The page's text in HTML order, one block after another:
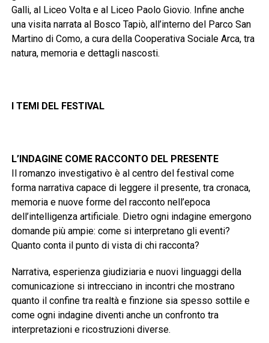
Galli, al Liceo Volta e al Liceo Paolo Giovio. Infine anche
una visita narrata al Bosco Tapiò, all’interno del Parco San
Martino di Como, a cura della Cooperativa Sociale Arca, tra
natura, memoria e dettagli nascosti.
I TEMI DEL FESTIVAL
L’INDAGINE COME RACCONTO DEL PRESENTE
Il romanzo investigativo è al centro del festival come
forma narrativa capace di leggere il presente, tra cronaca,
memoria e nuove forme del racconto nell’epoca
dell’intelligenza artificiale. Dietro ogni indagine emergono
domande più ampie: come si interpretano gli eventi?
Quanto conta il punto di vista di chi racconta?
Narrativa, esperienza giudiziaria e nuovi linguaggi della
comunicazione si intrecciano in incontri che mostrano
quanto il confine tra realtà e finzione sia spesso sottile e
come ogni indagine diventi anche un confronto tra
interpretazioni e ricostruzioni diverse.